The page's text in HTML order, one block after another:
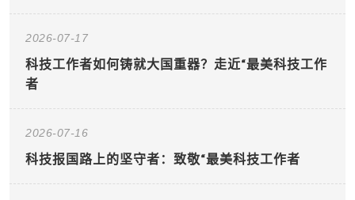
2026-07-17
科技工作者如何铸就大国重器？走近“最美科技工作
者
2026-07-16
科技报国路上的坚守者：致敬“最美科技工作者